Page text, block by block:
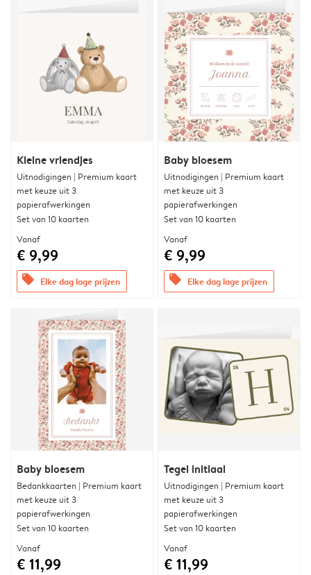
Kleine vriendjes
Uitnodigingen | Premium kaart
met keuze uit 3
papierafwerkingen
Set van 10 kaarten
Vanaf
€ 9,99
offers Elke dag lage prijzen
Baby bloesem
Uitnodigingen | Premium kaart
met keuze uit 3
papierafwerkingen
Set van 10 kaarten
Vanaf
€ 9,99
offers Elke dag lage prijzen
Baby bloesem
Bedankkaarten | Premium kaart
met keuze uit 3
papierafwerkingen
Set van 10 kaarten
Vanaf
€ 11,99
Tegel initiaal
Uitnodigingen | Premium kaart
met keuze uit 3
papierafwerkingen
Set van 10 kaarten
Vanaf
€ 11,99